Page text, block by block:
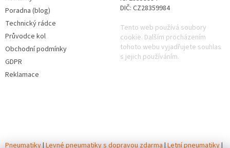
Poradna (blog)
Technický rádce
Průvodce kol
Obchodní podmínky
GDPR
Reklamace
DIČ: CZ28359984
Tento web používá soubory
cookie. Dalším procházením
tohoto webu vyjadřujete souhlas
s jejich používáním.
Pneumatiky|Levné pneumatiky s dopravou zdarma|Letní pneumatiky|